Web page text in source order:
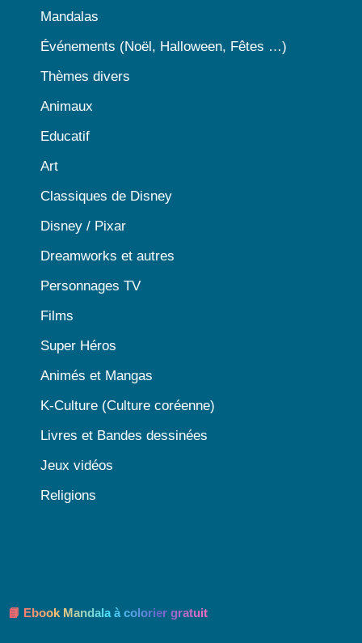
Mandalas
Événements (Noël, Halloween, Fêtes …)
Thèmes divers
Animaux
Educatif
Art
Classiques de Disney
Disney / Pixar
Dreamworks et autres
Personnages TV
Films
Super Héros
Animés et Mangas
K-Culture (Culture coréenne)
Livres et Bandes dessinées
Jeux vidéos
Religions
📘 Ebook Mandala à colorier gratuit